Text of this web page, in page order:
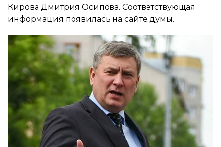
Кирова Дмитрия Осипова. Соответствующая
информация появилась на сайте думы.